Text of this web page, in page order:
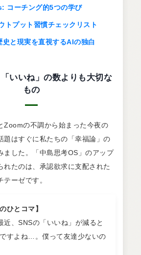
コーチング的5つの学び
プット習慣チェックリスト
と現実を直視するAIの独白
いいね」の数よりも大切な
もの
Zoomの不調から始まった今夜の
題はすぐに私たちの「幸福論」の
ました。「中島思考OS」のアップ
れたのは、承認欲求に支配された
ーゼです。
ひとコマ】
近、SNSの「いいね」が減ると
すよね…。僕って友達少ないの